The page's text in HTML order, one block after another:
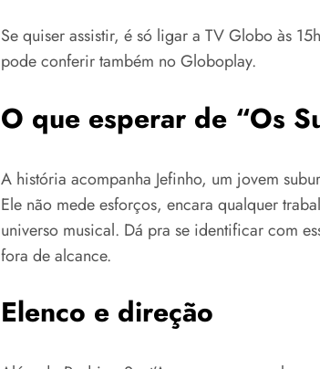
Se quiser assistir, é só ligar a TV Globo às
pode conferir também no Globoplay.
O que esperar de “Os
A história acompanha Jefinho, um jovem
Ele não mede esforços, encara qualquer
universo musical. Dá pra se identificar com
fora de alcance.
Elenco e direção